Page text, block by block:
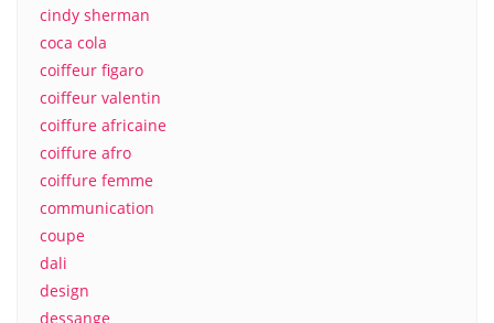
cindy sherman
coca cola
coiffeur figaro
coiffeur valentin
coiffure africaine
coiffure afro
coiffure femme
communication
coupe
dali
design
dessange